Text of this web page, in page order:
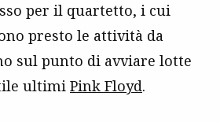
per il quartetto, i cui
presto le attività da
sul punto di avviare lotte
ultimi Pink Floyd.